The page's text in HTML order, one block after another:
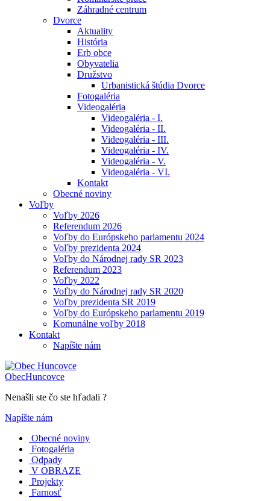
Záhradné centrum
Dvorce
Aktuality
História
Erb obce
Obyvatelia
Družstvo
Urbanistická štúdia Dvorce
Fotogaléria
Videogaléria
Videogaléria - I.
Videogaléria - II.
Videogaléria - III.
Videogaléria - IV.
Videogaléria - V.
Videogaléria - VI.
Kontakt
Obecné noviny
Voľby
Voľby 2026
Referendum 2026
Voľby do Európskeho parlamentu 2024
Voľby prezidenta 2024
Voľby do Národnej rady SR 2023
Referendum 2023
Voľby 2022
Voľby do Národnej rady SR 2020
Voľby prezidenta SR 2019
Voľby do Európskeho parlamentu 2019
Komunálne voľby 2018
Kontakt
Napíšte nám
ObecHuncovce
Nenašli ste čo ste hľadali ?
Napíšte nám
Obecné noviny
Fotogaléria
Odpady
V OBRAZE
Projekty
Farnosť